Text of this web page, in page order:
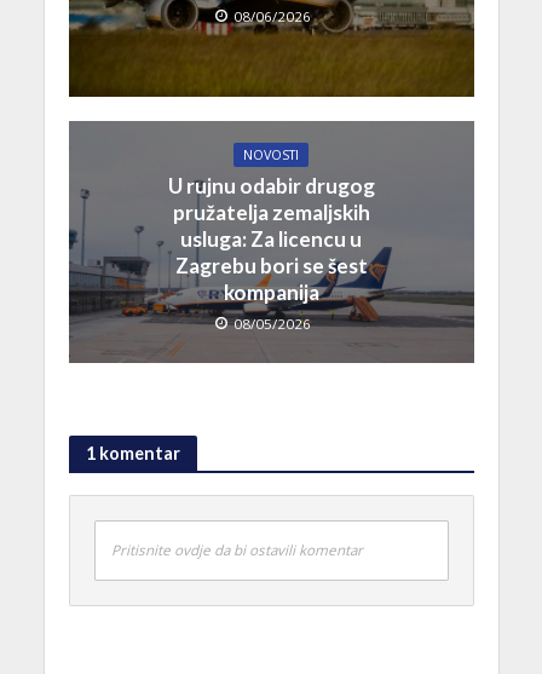
08/06/2026
NOVOSTI
U rujnu odabir drugog
pružatelja zemaljskih
usluga: Za licencu u
Zagrebu bori se šest
kompanija
08/05/2026
1 komentar
Pritisnite ovdje da bi ostavili komentar